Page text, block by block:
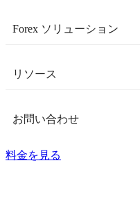
Forex ソリューション
リソース
お問い合わせ
料金を見る